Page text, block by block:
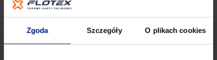
Zgoda Szczegóły O plikach cookies
zagłuszacz centralnego zamka), złodziej może
przerwać ten sygnał. Właściciel myśli, że auto zostało
zamknięte, podczas gdy drzwi są wciąż otwarte.